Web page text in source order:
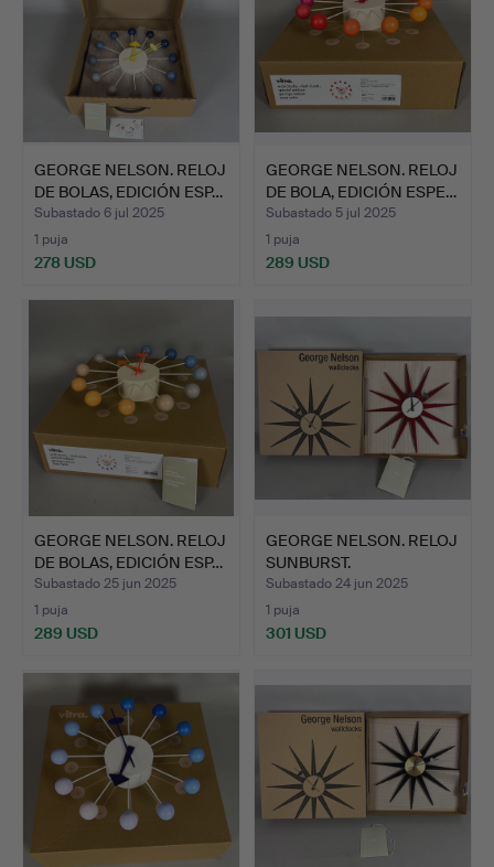
GEORGE NELSON. RELOJ
DE BOLAS, EDICIÓN ESP…
Subastado 6 jul 2025
1 puja
278 USD
GEORGE NELSON. RELOJ
DE BOLA, EDICIÓN ESPE…
Subastado 5 jul 2025
1 puja
289 USD
GEORGE NELSON. RELOJ
DE BOLAS, EDICIÓN ESP…
Subastado 25 jun 2025
1 puja
289 USD
GEORGE NELSON. RELOJ
SUNBURST.
Subastado 24 jun 2025
1 puja
301 USD